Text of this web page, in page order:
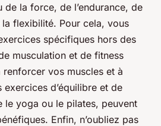
de la force, de l’endurance, de
flexibilité. Pour cela, vous
spécifiques hors des
musculation et de fitness
vos muscles et à
d’équilibre et de
le yoga ou le pilates, peuvent
Enfin, n’oubliez pas